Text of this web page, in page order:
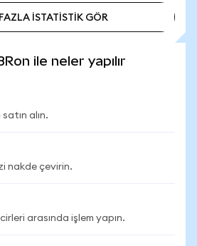
İSTATİSTİK GÖR
ile neler yapılır
alın.
nakde çevirin.
arasında işlem yapın.